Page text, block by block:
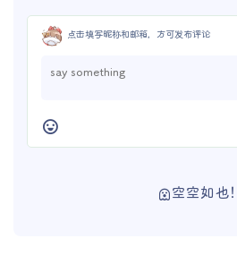
点击填写昵称和邮箱，方可发布评论
空空如也！